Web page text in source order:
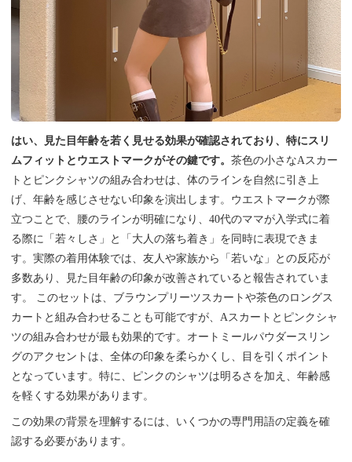
はい、見た目年齢を若く見せる効果が確認されており、特にスリ
ムフィットとウエストマークがその鍵です。茶色の小さなAスカー
トとピンクシャツの組み合わせは、体のラインを自然に引き上
げ、年齢を感じさせない印象を演出します。ウエストマークが際
立つことで、腰のラインが明確になり、40代のママが入学式に着
る際に「若々しさ」と「大人の落ち着き」を同時に表現できま
す。実際の着用体験では、友人や家族から「若いな」との反応が
多数あり、見た目年齢の印象が改善されていると報告されていま
す。 このセットは、ブラウンプリーツスカートや茶色のロングス
カートと組み合わせることも可能ですが、Aスカートとピンクシャ
ツの組み合わせが最も効果的です。オートミールパウダースリン
グのアクセントは、全体の印象を柔らかくし、目を引くポイント
となっています。特に、ピンクのシャツは明るさを加え、年齢感
を軽くする効果があります。
この効果の背景を理解するには、いくつかの専門用語の定義を確
認する必要があります。